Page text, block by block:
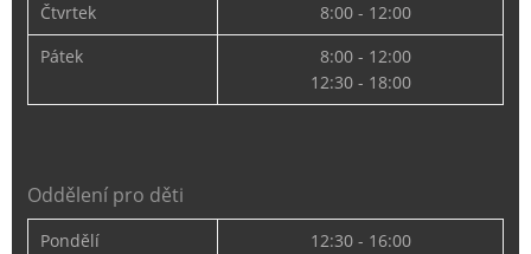
Čtvrtek
8:00 - 12:00
Pátek
8:00 - 12:00
12:30 - 18:00
Oddělení pro děti
Pondělí
12:30 - 16:00